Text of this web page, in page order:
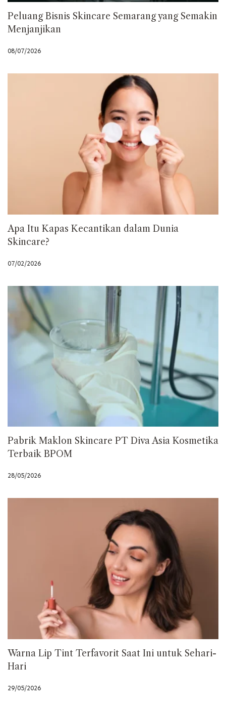
Peluang Bisnis Skincare Semarang yang Semakin
Menjanjikan
08/07/2026
Apa Itu Kapas Kecantikan dalam Dunia
Skincare?
07/02/2026
Pabrik Maklon Skincare PT Diva Asia Kosmetika
Terbaik BPOM
28/05/2026
Warna Lip Tint Terfavorit Saat Ini untuk Sehari-
Hari
29/05/2026